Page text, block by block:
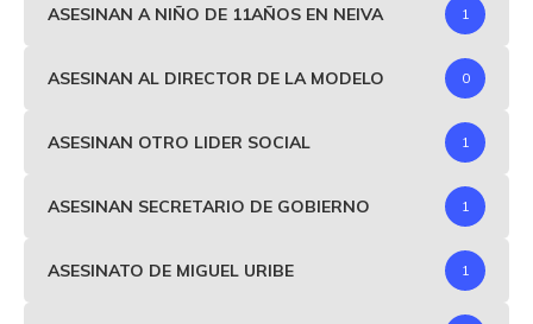
ASESINAN A NIÑO DE 11AÑOS EN NEIVA 1
ASESINAN AL DIRECTOR DE LA MODELO 0
ASESINAN OTRO LIDER SOCIAL 1
ASESINAN SECRETARIO DE GOBIERNO 1
ASESINATO DE MIGUEL URIBE 1